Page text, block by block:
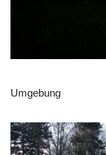
Umgebung